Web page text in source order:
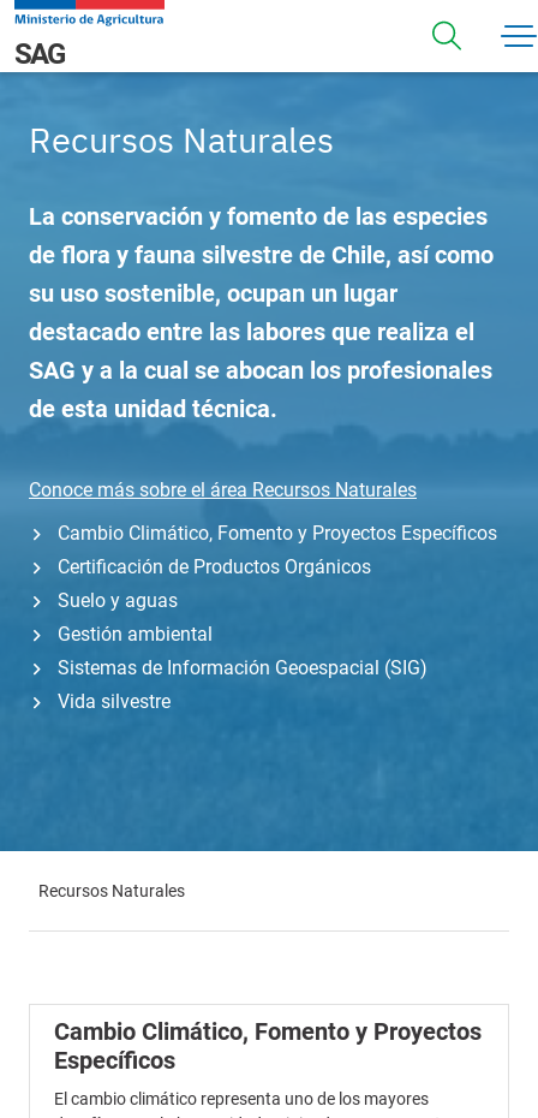
Pasar al contenido principal
Navegación principal
SAG
Recursos Naturales
La conservación y fomento de las especies
de flora y fauna silvestre de Chile, así como
su uso sostenible, ocupan un lugar
destacado entre las labores que realiza el
SAG y a la cual se abocan los profesionales
de esta unidad técnica.
Conoce más sobre el área Recursos Naturales
Cambio Climático, Fomento y Proyectos Específicos
Certificación de Productos Orgánicos
Suelo y aguas
Gestión ambiental
Sistemas de Información Geoespacial (SIG)
Vida silvestre
Recursos Naturales
Cambio Climático, Fomento y Proyectos
Específicos
El cambio climático representa uno de los mayores